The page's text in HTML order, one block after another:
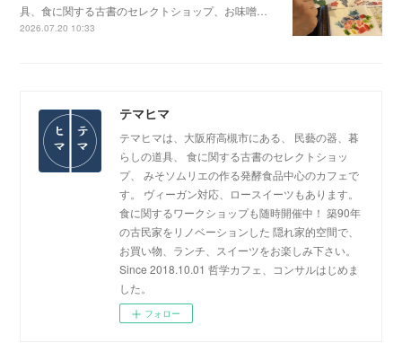
具、食に関する古書のセレクトショップ、お味噌…
2026.07.20 10:33
テマヒマ
テマヒマは、大阪府高槻市にある、 民藝の器、暮
らしの道具、 食に関する古書のセレクトショッ
プ、 みそソムリエの作る発酵食品中心のカフェで
す。 ヴィーガン対応、ロースイーツもあります。
食に関するワークショップも随時開催中！ 築90年
の古民家をリノベーションした 隠れ家的空間で、
お買い物、ランチ、スイーツをお楽しみ下さい。
Since 2018.10.01 哲学カフェ、コンサルはじめま
した。
フォロー